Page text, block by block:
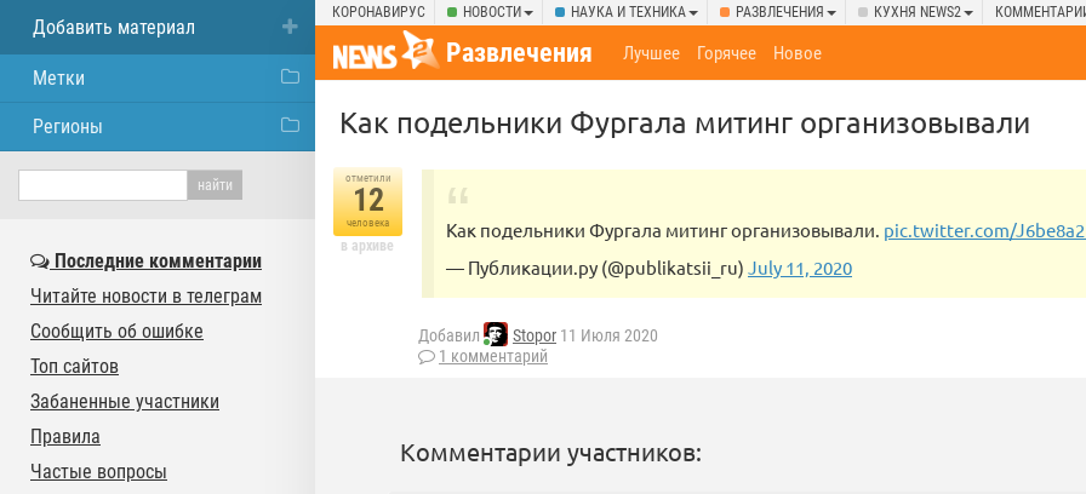
КОРОНАВИРУС НОВОСТИ НАУКА И ТЕХНИКА РАЗВЛЕЧЕНИЯ КУХНЯ NEWS2
Развлечения Лучшее Горячее Новое
Как подельники Фургала митинг организовывали
отметили
12
человека
в архиве
Как подельники Фургала митинг организовывали. pic.twitter.com/
— Публикации.ру (@publikatsii_ru) July 11, 2020
Добавил Stopor 11 Июля 2020
1 комментарий
Комментарии участников:
Добавить материал
Метки
Регионы
Последние комментарии
Читайте новости в телеграм
Сообщить об ошибке
Топ сайтов
Забаненные участники
Правила
Частые вопросы